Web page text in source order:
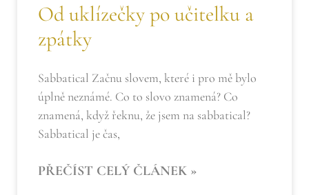
Od uklízečky po učitelku a
zpátky
Sabbatical Začnu slovem, které i pro mě bylo
úplně neznámé. Co to slovo znamená? Co
znamená, když řeknu, že jsem na sabbatical?
Sabbatical je čas,
PŘEČÍST CELÝ ČLÁNEK »